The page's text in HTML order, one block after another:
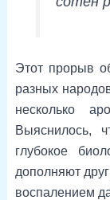
Этот прорыв
разных
несколько
Выяснилось,
глубокое
дополняют
воспалением